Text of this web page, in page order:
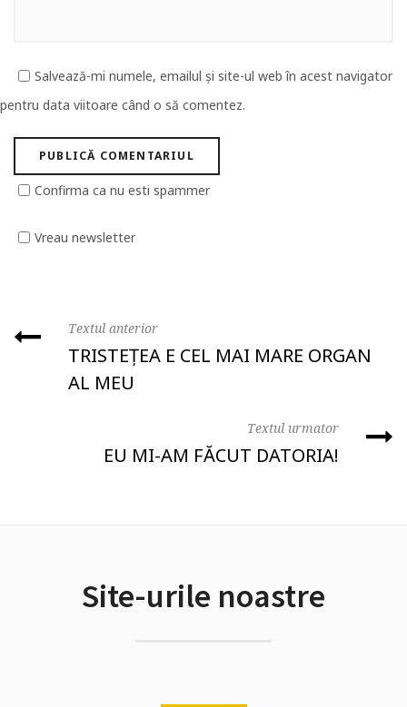
Salvează-mi numele, emailul și site-ul web în acest navigator
pentru data viitoare când o să comentez.
Confirma ca nu esti spammer
Vreau newsletter
Textul anterior
TRISTEȚEA E CEL MAI MARE ORGAN
AL MEU
Textul urmator
EU MI-AM FĂCUT DATORIA!
Site-urile noastre